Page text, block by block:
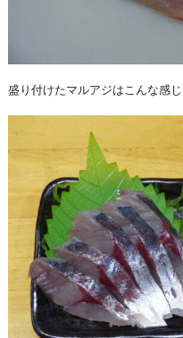
盛り付けたマルアジはこんな感